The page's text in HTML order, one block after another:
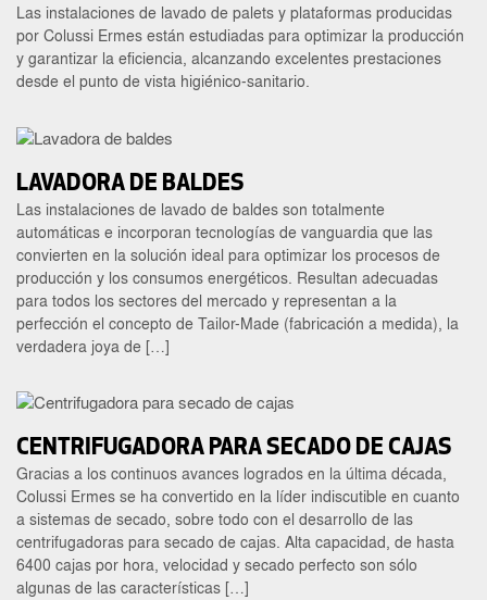
Las instalaciones de lavado de palets y plataformas producidas
por Colussi Ermes están estudiadas para optimizar la producción
y garantizar la eficiencia, alcanzando excelentes prestaciones
desde el punto de vista higiénico-sanitario.
LAVADORA DE BALDES
Las instalaciones de lavado de baldes son totalmente
automáticas e incorporan tecnologías de vanguardia que las
convierten en la solución ideal para optimizar los procesos de
producción y los consumos energéticos. Resultan adecuadas
para todos los sectores del mercado y representan a la
perfección el concepto de Tailor-Made (fabricación a medida), la
verdadera joya de […]
CENTRIFUGADORA PARA SECADO DE CAJAS
Gracias a los continuos avances logrados en la última década,
Colussi Ermes se ha convertido en la líder indiscutible en cuanto
a sistemas de secado, sobre todo con el desarrollo de las
centrifugadoras para secado de cajas. Alta capacidad, de hasta
6400 cajas por hora, velocidad y secado perfecto son sólo
algunas de las características […]